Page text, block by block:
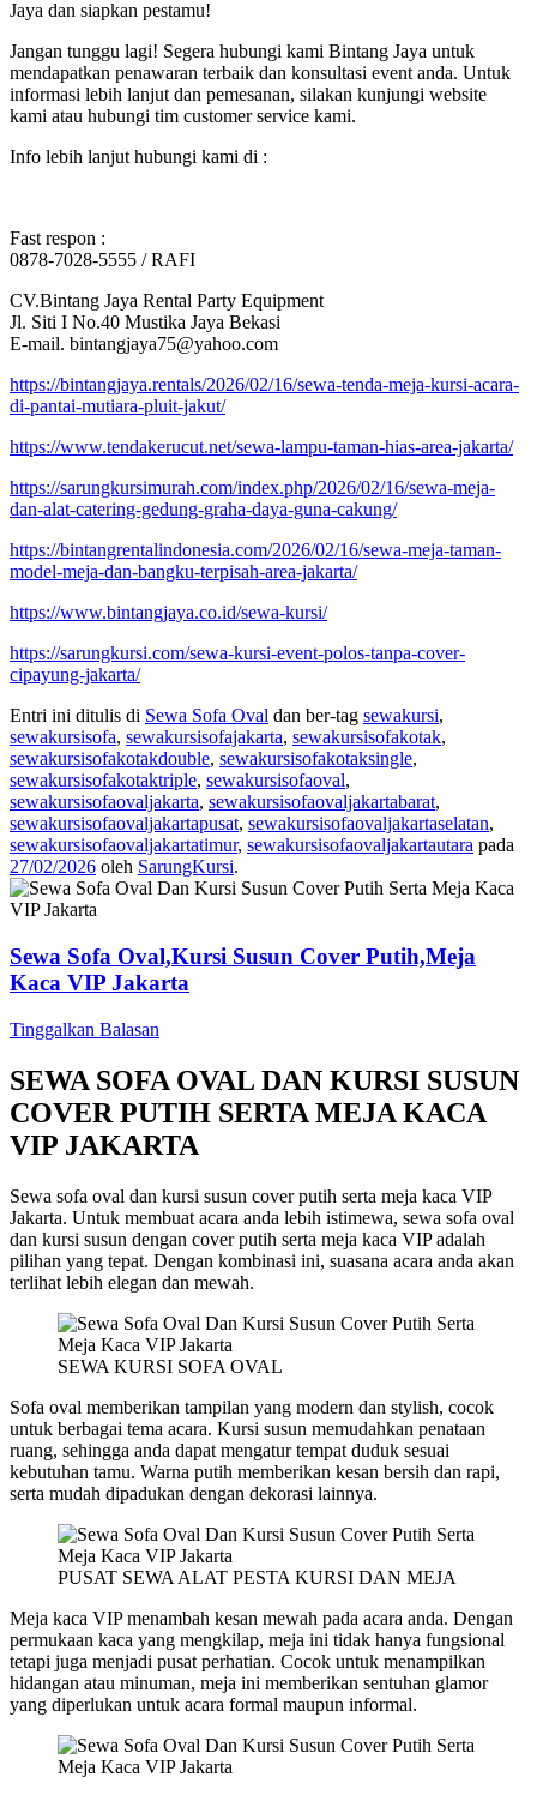
Jaya dan siapkan pestamu!
Jangan tunggu lagi! Segera hubungi kami Bintang Jaya untuk
mendapatkan penawaran terbaik dan konsultasi event anda. Untuk
informasi lebih lanjut dan pemesanan, silakan kunjungi website
kami atau hubungi tim customer service kami.
Info lebih lanjut hubungi kami di :
Fast respon :
0878-7028-5555 / RAFI
CV.Bintang Jaya Rental Party Equipment
Jl. Siti I No.40 Mustika Jaya Bekasi
E-mail. bintangjaya75@yahoo.com
https://bintangjaya.rentals/2026/02/16/sewa-tenda-meja-kursi-acara-
di-pantai-mutiara-pluit-jakut/
https://www.tendakerucut.net/sewa-lampu-taman-hias-area-jakarta/
https://sarungkursimurah.com/index.php/2026/02/16/sewa-meja-
dan-alat-catering-gedung-graha-daya-guna-cakung/
https://bintangrentalindonesia.com/2026/02/16/sewa-meja-taman-
model-meja-dan-bangku-terpisah-area-jakarta/
https://www.bintangjaya.co.id/sewa-kursi/
https://sarungkursi.com/sewa-kursi-event-polos-tanpa-cover-
cipayung-jakarta/
Entri ini ditulis di Sewa Sofa Oval dan ber-tag sewakursi,
sewakursisofa, sewakursisofajakarta, sewakursisofakotak,
sewakursisofakotakdouble, sewakursisofakotaksingle,
sewakursisofakotaktriple, sewakursisofaoval,
sewakursisofaovaljakarta, sewakursisofaovaljakartabarat,
sewakursisofaovaljakartapusat, sewakursisofaovaljakartaselatan,
sewakursisofaovaljakartatimur, sewakursisofaovaljakartautara pada
27/02/2026 oleh SarungKursi.
Sewa Sofa Oval,Kursi Susun Cover Putih,Meja
Kaca VIP Jakarta
Tinggalkan Balasan
SEWA SOFA OVAL DAN KURSI SUSUN
COVER PUTIH SERTA MEJA KACA
VIP JAKARTA
Sewa sofa oval dan kursi susun cover putih serta meja kaca VIP
Jakarta. Untuk membuat acara anda lebih istimewa, sewa sofa oval
dan kursi susun dengan cover putih serta meja kaca VIP adalah
pilihan yang tepat. Dengan kombinasi ini, suasana acara anda akan
terlihat lebih elegan dan mewah.
SEWA KURSI SOFA OVAL
Sofa oval memberikan tampilan yang modern dan stylish, cocok
untuk berbagai tema acara. Kursi susun memudahkan penataan
ruang, sehingga anda dapat mengatur tempat duduk sesuai
kebutuhan tamu. Warna putih memberikan kesan bersih dan rapi,
serta mudah dipadukan dengan dekorasi lainnya.
PUSAT SEWA ALAT PESTA KURSI DAN MEJA
Meja kaca VIP menambah kesan mewah pada acara anda. Dengan
permukaan kaca yang mengkilap, meja ini tidak hanya fungsional
tetapi juga menjadi pusat perhatian. Cocok untuk menampilkan
hidangan atau minuman, meja ini memberikan sentuhan glamor
yang diperlukan untuk acara formal maupun informal.